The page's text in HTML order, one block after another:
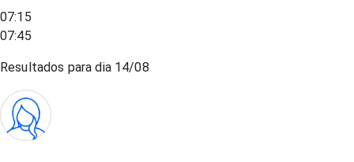
07:15
07:45
Resultados para dia 14/08